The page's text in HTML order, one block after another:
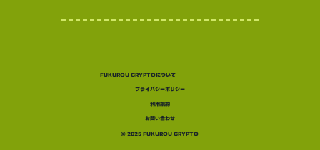
FUKUROU CRYPTOについて
プライバシーポリシー
利用規約
お問い合わせ
©︎ 2025 FUKUROU CRYPTO